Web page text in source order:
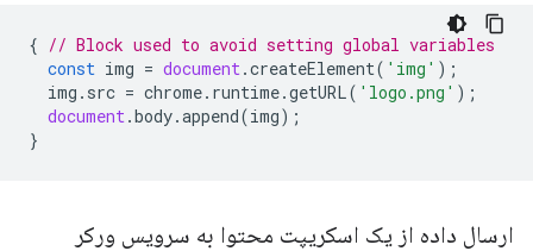
{ // Block used to avoid setting global variables
const img = document.createElement( 'img' );
img . src = chrome. runtime.getURL( 'logo.png' );
document.body.append(img);
}
ارسال داده از یک اسکریپت محتوا به سرویس ورکر